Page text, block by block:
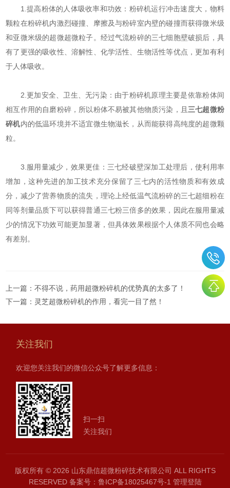
1.提高粉体的人体吸收率和功效：粉碎机运行冲击速度大，物料
颗粒在粉碎机内激烈碰撞、摩擦及与粉碎室内壁的碰撞而获得微米级
和亚微米级的超微超微粒子。经过气流粉碎的三七细胞壁破损后，具
有了更强的吸收性、溶解性、化学活性、生物活性等优点，更加有利
于人体吸收。
2.更加安全、卫生、无污染：由于粉碎机原理主要是依靠粉体间
相互作用的自磨粉碎，所以粉体不易被其他物质污染，且三七超微粉
碎机内的低温环境并不适宜微生物滋长，从而能获得高纯度的超微颗
粒。
3.服用量减少，效果更佳：三七经破壁深加工处理后，使利用率
增加，这种先进的加工技术充分保留了三七内的活性物质和有效成
分，减少了营养物质的流失，理论上经低温气流粉碎的三七超细粉在
同等剂量品质下可以获得普通三七粉三倍多的效果，因此在服用量减
少的情况下功效可能更加显著，但具体效果根据个人体质不同也会略
有差别。
上一篇：不得不说，药用超微粉碎机的优势真的太多了！
下一篇： 灵芝超微粉碎机的作用，看完一目了然！
关注我们
欢迎您关注我们的微信公众号了解更多信息：
扫一扫
关注我们
版权所有 © 2026 山东鼎信超微粉碎技术有限公司 ALL RIGHTS
RESERVED 备案号：鲁ICP备18025467号-1 管理登陆